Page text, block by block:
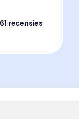
recensies